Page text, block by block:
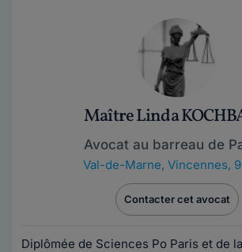
Maître Linda
Avocat au barreau de
Val-de-Marne, Vincennes,
Contacter cet avocat
Diplômée de Sciences Po Paris et de